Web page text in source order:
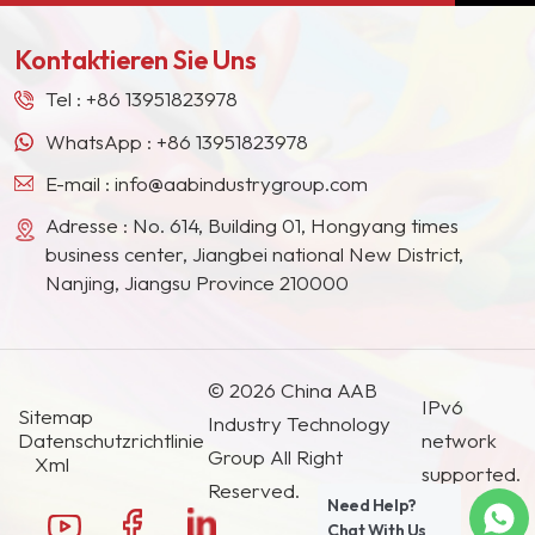
Südostasien, Japan, Südkorea und anderen
Ländern und Regionen geworden.
Kontaktieren Sie Uns
Tel : +86 13951823978
WhatsApp : +86 13951823978
E-mail : info@aabindustrygroup.com
Adresse : No. 614, Building 01, Hongyang times
business center, Jiangbei national New District,
Nanjing, Jiangsu Province 210000
Sitemap
Datenschutzrichtlinie
Xml
© 2026 China AAB
Industry Technology
Group All Right
Reserved.
IPv6
network
supported.
Need Help?
Chat With Us